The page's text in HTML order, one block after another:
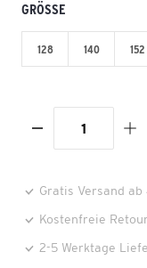
GRÖSSE
128 140 152
Gratis Versand ab
Kostenfreie
2-5 Werktage